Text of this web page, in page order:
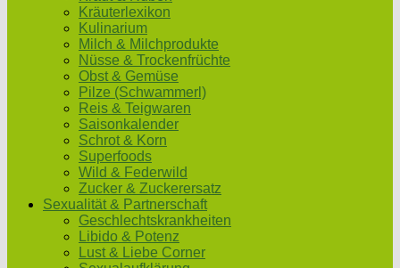
Kräuterlexikon
Kulinarium
Milch & Milchprodukte
Nüsse & Trockenfrüchte
Obst & Gemüse
Pilze (Schwammerl)
Reis & Teigwaren
Saisonkalender
Schrot & Korn
Superfoods
Wild & Federwild
Zucker & Zuckerersatz
Sexualität & Partnerschaft
Geschlechtskrankheiten
Libido & Potenz
Lust & Liebe Corner